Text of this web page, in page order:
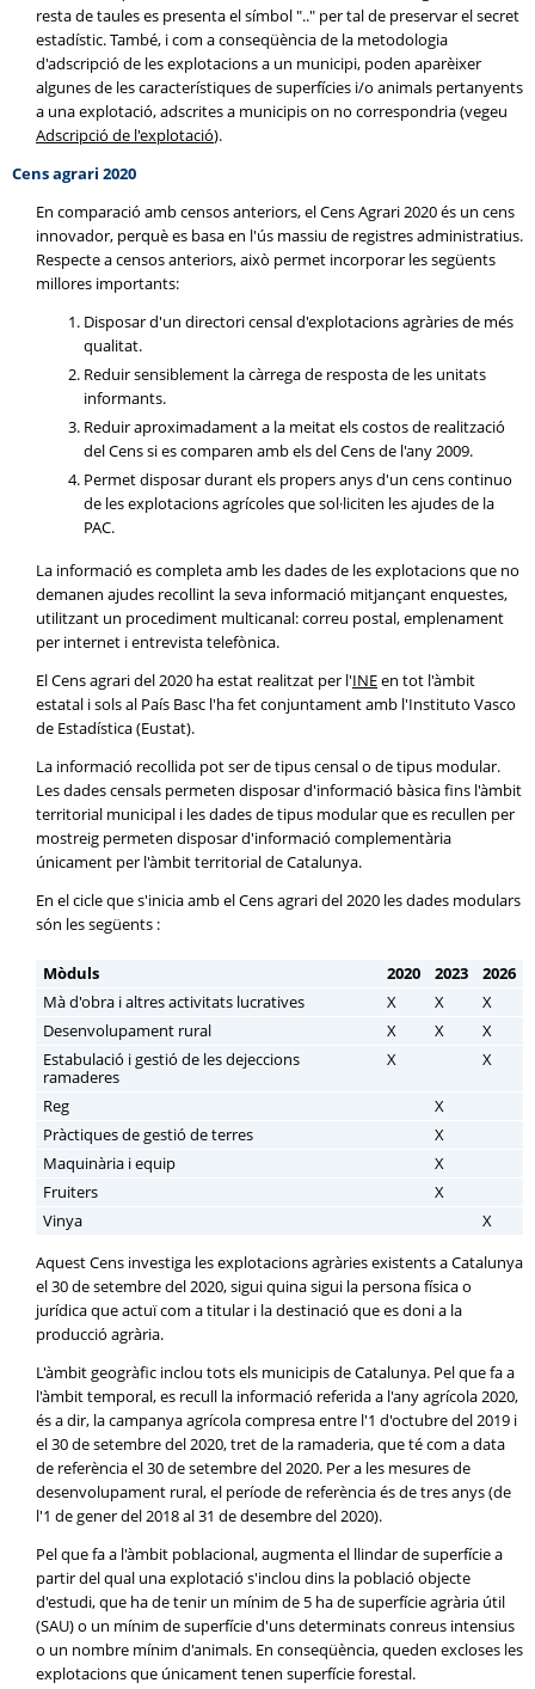
resta de taules es presenta el símbol ".." per tal de preservar el secret
estadístic. També, i com a conseqüència de la metodologia
d'adscripció de les explotacions a un municipi, poden aparèixer
algunes de les característiques de superfícies i/o animals pertanyents
a una explotació, adscrites a municipis on no correspondria (vegeu
Adscripció de l'explotació).
Cens agrari 2020
En comparació amb censos anteriors, el Cens Agrari 2020 és un cens
innovador, perquè es basa en l'ús massiu de registres administratius.
Respecte a censos anteriors, això permet incorporar les següents
millores importants:
Disposar d'un directori censal d'explotacions agràries de més
qualitat.
Reduir sensiblement la càrrega de resposta de les unitats
informants.
Reduir aproximadament a la meitat els costos de realització
del Cens si es comparen amb els del Cens de l'any 2009.
Permet disposar durant els propers anys d'un cens continuo
de les explotacions agrícoles que sol·liciten les ajudes de la
PAC.
La informació es completa amb les dades de les explotacions que no
demanen ajudes recollint la seva informació mitjançant enquestes,
utilitzant un procediment multicanal: correu postal, emplenament
per internet i entrevista telefònica.
El Cens agrari del 2020 ha estat realitzat per l'INEen tot l'àmbit
estatal i sols al País Basc l'ha fet conjuntament amb l'Instituto Vasco
de Estadística (Eustat).
La informació recollida pot ser de tipus censal o de tipus modular.
Les dades censals permeten disposar d'informació bàsica fins l'àmbit
territorial municipal i les dades de tipus modular que es recullen per
mostreig permeten disposar d'informació complementària
únicament per l'àmbit territorial de Catalunya.
En el cicle que s'inicia amb el Cens agrari del 2020 les dades modulars
són les següents :
Mòduls 2020 2023
2026
Mà d'obra i altres activitats lucratives
X X
X
Desenvolupament rural
X X
X
Estabulació i gestió de les dejeccions
ramaderes
X X
Reg
X
Pràctiques de gestió de terres
X
Maquinària i equip
X
Fruiters
X
Vinya
X
Aquest Cens investiga les explotacions agràries existents a Catalunya
el 30 de setembre del 2020, sigui quina sigui la persona física o
jurídica que actuï com a titular i la destinació que es doni a la
producció agrària.
L'àmbit geogràfic inclou tots els municipis de Catalunya. Pel que fa a
l'àmbit temporal, es recull la informació referida a l'any agrícola 2020,
és a dir, la campanya agrícola compresa entre l'1 d'octubre del 2019 i
el 30 de setembre del 2020, tret de la ramaderia, que té com a data
de referència el 30 de setembre del 2020. Per a les mesures de
desenvolupament rural, el període de referència és de tres anys (de
l'1 de gener del 2018 al 31 de desembre del 2020).
Pel que fa a l'àmbit poblacional, augmenta el llindar de superfície a
partir del qual una explotació s'inclou dins la població objecte
d'estudi, que ha de tenir un mínim de 5 ha de superfície agrària útil
(SAU) o un mínim de superfície d'uns determinats conreus intensius
o un nombre mínim d'animals. En conseqüència, queden excloses les
explotacions que únicament tenen superfície forestal.